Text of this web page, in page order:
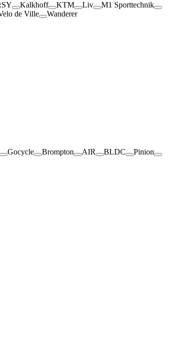
Kalkhoff KTM Liv
M1 Sporttechnik
de Ville Wanderer
Gocycle Brompton AIR BLDC
Pinion